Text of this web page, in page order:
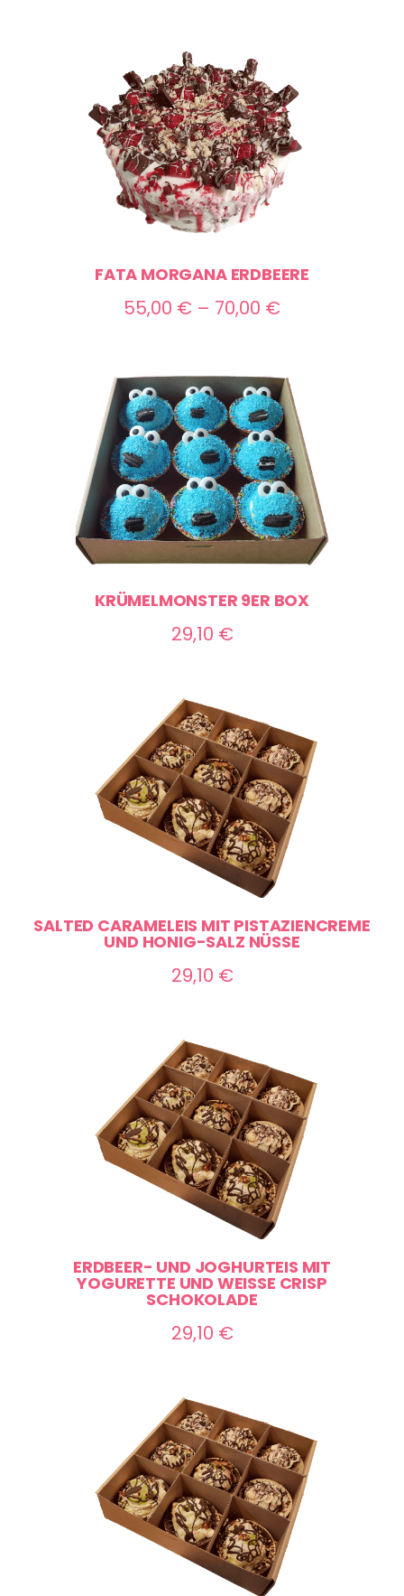
FATA MORGANA ERDBEERE
55,00 € – 70,00 €Preisspanne:
70,00 €
KRÜMELMONSTER 9ER BOX
29,10 €
SALTED CARAMELEIS MIT PISTAZIENCREME
UND HONIG-SALZ NÜSSE
29,10 €
ERDBEER- UND JOGHURTEIS MIT
YOGURETTE UND WEISSE CRISP S
CHOKOLADE
29,10 €